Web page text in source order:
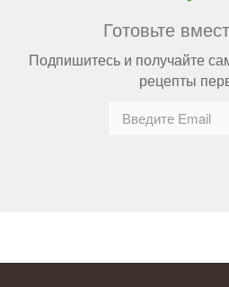
Готовьте
Подпишитесь и получайте
рецепты